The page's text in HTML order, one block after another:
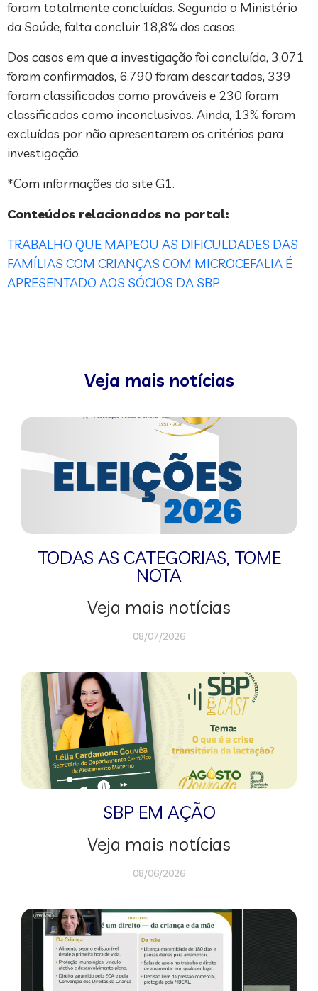
foram totalmente concluídas. Segundo o Ministério
da Saúde, falta concluir 18,8% dos casos.
Dos casos em que a investigação foi concluída, 3.071
foram confirmados, 6.790 foram descartados, 339
foram classificados como prováveis e 230 foram
classificados como inconclusivos. Ainda, 13% foram
excluídos por não apresentarem os critérios para
investigação.
*Com informações do site G1.
Conteúdos relacionados no portal:
TRABALHO QUE MAPEOU AS DIFICULDADES DAS
FAMÍLIAS COM CRIANÇAS COM MICROCEFALIA É
APRESENTADO AOS SÓCIOS DA SBP
Veja mais notícias
TODAS AS CATEGORIAS, TOME
NOTA
Veja mais notícias
08/07/2026
SBP EM AÇÃO
Veja mais notícias
08/06/2026